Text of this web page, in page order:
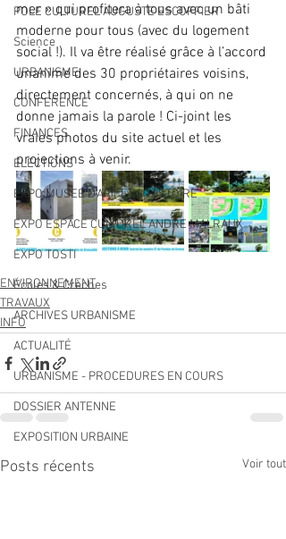
POLE CULTUREL AUGUSTE ESCOFFIER
Science
URBANISME
CONFERENCE
FINANCES
ELECTIONS
EXPO MUSEE D'ART ET D'HISTOIRE
EXPO ESPACE CULTUREL ANDRE MALRAUX
EXPO TOSTI
Écoles & Crèches
ARCHIVES URBANISME
ACTUALITÉ
URBANISME - PROCEDURES EN COURS
DOSSIER ANTENNE
EXPOSITION URBAINE
mer » qui profitera à tous avec un bâti
moderne pour tous (avec du logement
social !). Il va être réalisé grâce à l’accord
unanime des 30 propriétaires voisins,
directement concernés, à qui on ne
donne jamais la parole ! Ci-joint les
vraies photos du site actuel et les
projections à venir.
ENVIRONNEMENT
TRAVAUX
INFO
Posts récents Voir tout